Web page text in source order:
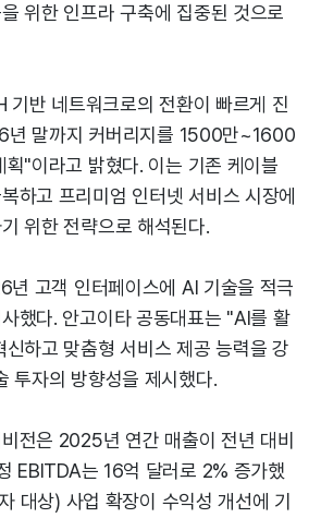
위한 인프라 구축에 집중된 것으로
기반 네트워크로의 전환이 빠르게 진
년 말까지 커버리지를 1500만~1600
획"이라고 밝혔다. 이는 기존 케이블
하고 프리미엄 인터넷 서비스 시장에
위한 전략으로 해석된다.
년 고객 인터페이스에 AI 기술을 적극
했다. 안고이타 공동대표는 "AI를 활
하고 맞춤형 서비스 제공 능력을 강
투자의 방향성을 제시했다.
전은 2025년 연간 매출이 전년 대비
EBITDA는 16억 달러로 2% 증가했
대상) 사업 확장이 수익성 개선에 기